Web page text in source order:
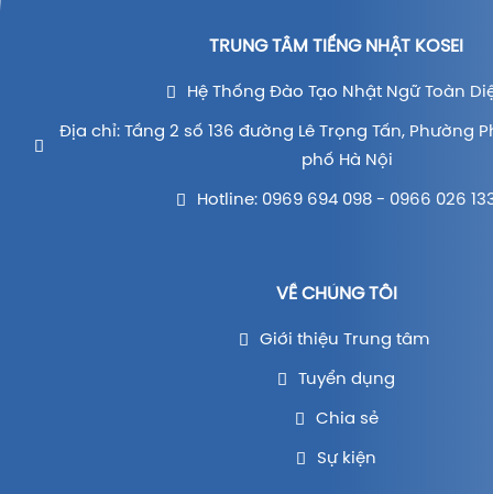
TRUNG TÂM TIẾNG NHẬT KOSEI
Hệ Thống Đào Tạo Nhật Ngữ Toàn
Địa chỉ: Tầng 2 số 136 đường Lê Trọng Tấn, Phường
phố Hà Nội
Hotline: 0969 694 098 - 0966 026
VỀ CHÚNG TÔI
Giới thiệu Trung tâm
Tuyển dụng
Chia sẻ
Sự kiện